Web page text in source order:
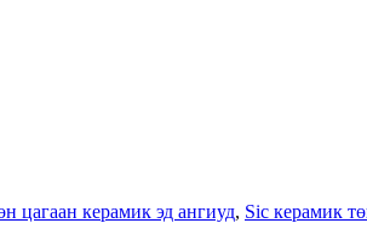
цагаан керамик эд ангиуд, Sic керамик